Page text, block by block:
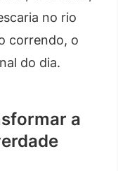
no rio
correndo, o
do dia.
a